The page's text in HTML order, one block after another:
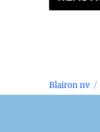
Blairon nv